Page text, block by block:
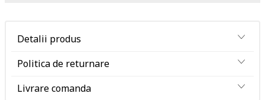
Detalii produs
Politica de returnare
Livrare comanda